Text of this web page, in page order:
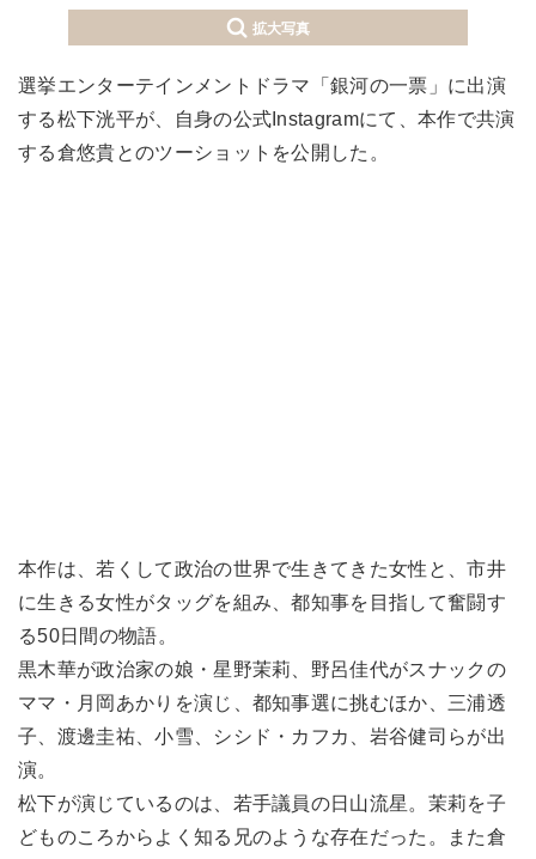
拡大写真
選挙エンターテインメントドラマ「銀河の一票」に出演
する松下洸平が、自身の公式Instagramにて、本作で共演
する倉悠貴とのツーショットを公開した。
本作は、若くして政治の世界で生きてきた女性と、市井
に生きる女性がタッグを組み、都知事を目指して奮闘す
る50日間の物語。
黒木華が政治家の娘・星野茉莉、野呂佳代がスナックの
ママ・月岡あかりを演じ、都知事選に挑むほか、三浦透
子、渡邊圭祐、小雪、シシド・カフカ、岩谷健司らが出
演。
松下が演じているのは、若手議員の日山流星。茉莉を子
どものころからよく知る兄のような存在だった。また倉